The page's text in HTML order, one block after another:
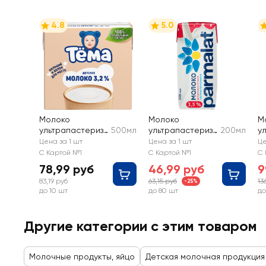
4.8
Молоко
ультрапастеризо
ванное детское
ТЕМА 3,2% с 3
500мл
Цена за 1 шт
С Картой №1
78,99 руб
83,19 руб
до 10 шт
5.0
Молоко
ультрапастеризо
ванное для
питания детей
без змж
200мл
Цена за 1 шт
С Картой №1
46,99 руб
63,15 руб -25%
до 80 шт
с
С
Другие категории с этим товаром
Молочные продукты, яйцо Детская молочная продукция